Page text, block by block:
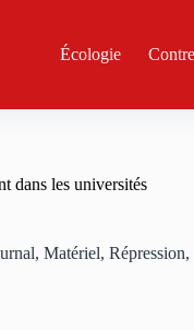
Écologie
dans les universités
, Matériel,